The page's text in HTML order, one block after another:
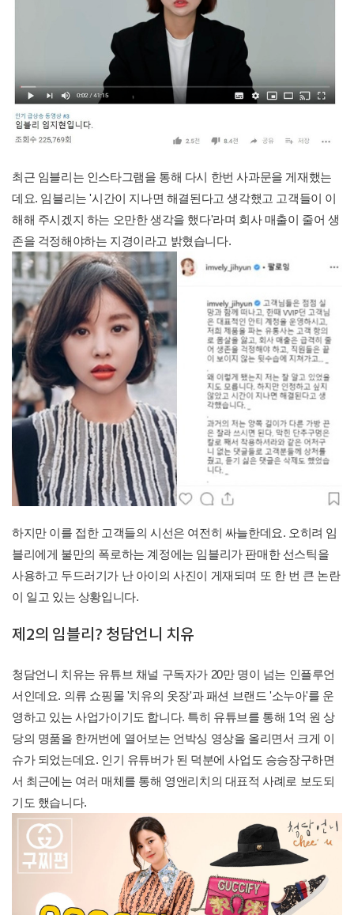
최근 임블리는 인스타그램을 통해 다시 한번 사과문을 게재했는
데요. 임블리는 '시간이 지나면 해결된다고 생각했고 고객들이 이
해해 주시겠지 하는 오만한 생각을 했다'라며 회사 매출이 줄어 생
존을 걱정해야하는 지경이라고 밝혔습니다.
하지만 이를 접한 고객들의 시선은 여전히 싸늘한데요. 오히려 임
블리에게 불만의 폭로하는 계정에는 임블리가 판매한 선스틱을
사용하고 두드러기가 난 아이의 사진이 게재되며 또 한 번 큰 논란
이 일고 있는 상황입니다.
제2의 임블리? 청담언니 치유
청담언니 치유는 유튜브 채널 구독자가 20만 명이 넘는 인플루언
서인데요. 의류 쇼핑몰 '치유의 옷장'과 패션 브랜드 '소누아'를 운
영하고 있는 사업가이기도 합니다. 특히 유튜브를 통해 1억 원 상
당의 명품을 한꺼번에 열어보는 언박싱 영상을 올리면서 크게 이
슈가 되었는데요. 인기 유튜버가 된 덕분에 사업도 승승장구하면
서 최근에는 여러 매체를 통해 영앤리치의 대표적 사례로 보도되
기도 했습니다.